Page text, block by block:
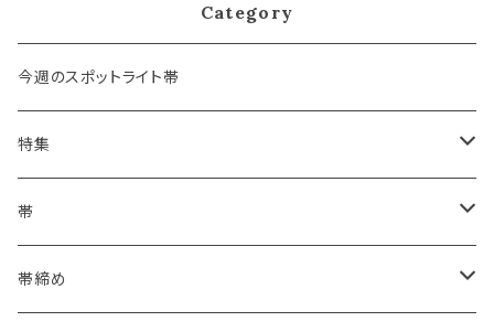
Category
今週のスポットライト帯
特集
浴衣にも！夏の帯揚げ
海のいろ ～sea-green～
帯
- 博多帯
帯締め